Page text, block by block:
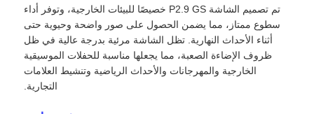
تم تصميم الشاشة P2.9 GS خصيصًا للبيئات الخارجية، وتوفر أداء
سطوع ممتاز، مما يضمن الحصول على صور واضحة وحيوية حتى
أثناء الأحداث النهارية. تظل الشاشة مرئية بدرجة عالية في ظل
ظروف الإضاءة الصعبة، مما يجعلها مناسبة للحفلات الموسيقية
الخارجية والمهرجانات والأحداث الرياضية وتنشيط العلامات
التجارية.